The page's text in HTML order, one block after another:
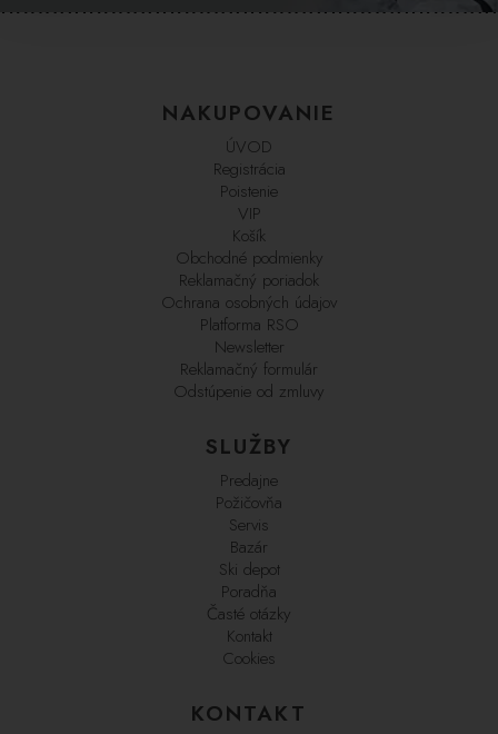
NAKUPOVANIE
ÚVOD
Registrácia
Poistenie
VIP
Košík
Obchodné podmienky
Reklamačný poriadok
Ochrana osobných údajov
Platforma RSO
Newsletter
Reklamačný formulár
Odstúpenie od zmluvy
SLUŽBY
Predajne
Požičovňa
Servis
Bazár
Ski depot
Poradňa
Časté otázky
Kontakt
Cookies
KONTAKT